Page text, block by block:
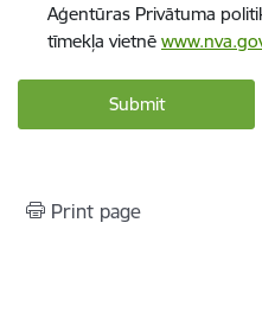
Aģentūras Privātuma
tīmekļa vietnē
Print page